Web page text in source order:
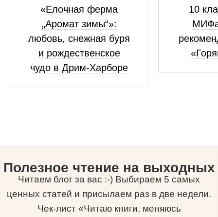
«Елочная ферма
„Аромат зимы“»:
любовь, снежная буря
и рождественское
чудо в Дрим-Харборе
10
Полезное чтение на выходных
Читаем блог за вас :-) Выбираем 5 самых
ценных статей и присылаем раз в две недели.
Чек-лист «Читаю книги, меняюсь